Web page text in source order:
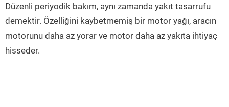
Düzenli periyodik bakım, aynı zamanda yakıt tasarrufu
demektir. Özelliğini kaybetmemiş bir motor yağı, aracın
motorunu daha az yorar ve motor daha az yakıta ihtiyaç
hisseder.